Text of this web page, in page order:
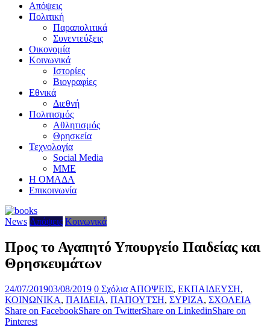
Απόψεις
Πολιτική
Παραπολιτικά
Συνεντεύξεις
Οικονομία
Κοινωνικά
Ιστορίες
Βιογραφίες
Εθνικά
Διεθνή
Πολιτισμός
Αθλητισμός
Θρησκεία
Τεχνολογία
Social Media
ΜΜΕ
Η ΟΜΑΔΑ
Επικοινωνία
News Απόψεις Κοινωνικά
Προς το Αγαπητό Υπουργείο Παιδείας και
Θρησκευμάτων
24/07/201903/08/2019 0 Σχόλια ΑΠΟΨΕΙΣ, ΕΚΠΑΙΔΕΥΣΗ,
ΚΟΙΝΩΝΙΚΑ, ΠΑΙΔΕΙΑ, ΠΑΠΟΥΤΣΗ, ΣΥΡΙΖΑ, ΣΧΟΛΕΙΑ
Share on FacebookShare on TwitterShare on LinkedinShare on
Pinterest